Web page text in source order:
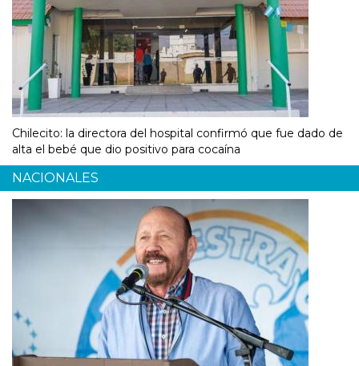
Chilecito: la directora del hospital confirmó que fue dado de
alta el bebé que dio positivo para cocaína
NACIONALES